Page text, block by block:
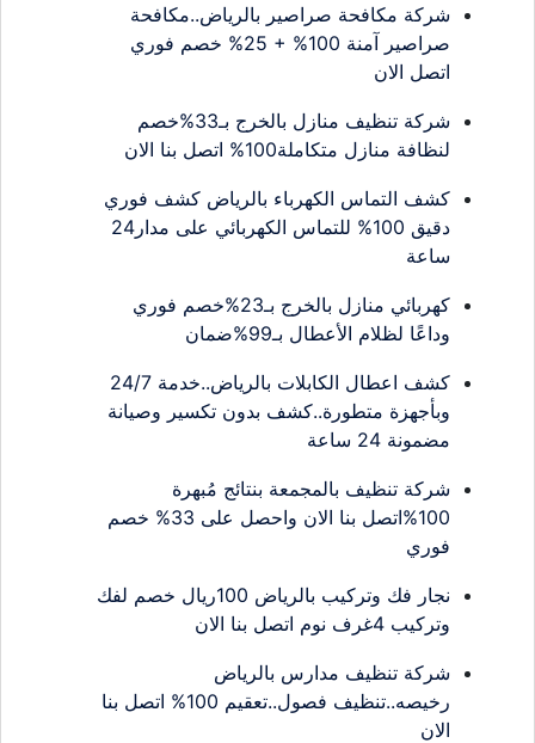
شركة مكافحة صراصير بالرياض..مكافحة
صراصير آمنة 100% + 25% خصم فوري
اتصل الان
شركة تنظيف منازل بالخرج بـ33%خصم
لنظافة منازل متكاملة100% اتصل بنا الان
كشف التماس الكهرباء بالرياض كشف فوري
دقيق 100% للتماس الكهربائي على مدار24
ساعة
كهربائي منازل بالخرج بـ23%خصم فوري
وداعًا لظلام الأعطال بـ99%ضمان
كشف اعطال الكابلات بالرياض..خدمة 24/7
وبأجهزة متطورة..كشف بدون تكسير وصيانة
مضمونة 24 ساعة
شركة تنظيف بالمجمعة بنتائج مُبهرة
100%اتصل بنا الان واحصل على 33% خصم
فوري
نجار فك وتركيب بالرياض 100ريال خصم لفك
وتركيب 4غرف نوم اتصل بنا الان
شركة تنظيف مدارس بالرياض
رخيصه..تنظيف فصول..تعقيم 100% اتصل بنا
الان